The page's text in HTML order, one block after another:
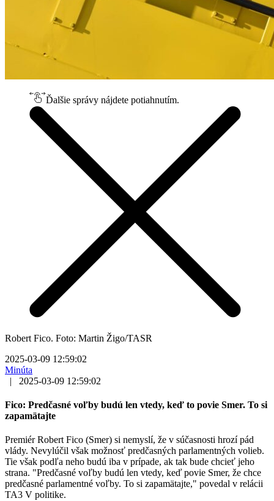
Ďalšie správy nájdete potiahnutím.
Robert Fico. Foto: Martin Žigo/TASR
2025-03-09 12:59:02
Minúta
|
2025-03-09 12:59:02
Fico: Predčasné voľby budú len vtedy, keď to povie Smer. To si
zapamätajte
Premiér Robert Fico (Smer) si nemyslí, že v súčasnosti hrozí pád
vlády. Nevylúčil však možnosť predčasných parlamentných volieb.
Tie však podľa neho budú iba v prípade, ak tak bude chcieť jeho
strana. "Predčasné voľby budú len vtedy, keď povie Smer, že chce
predčasné parlamentné voľby. To si zapamätajte," povedal v relácii
TA3 V politike.